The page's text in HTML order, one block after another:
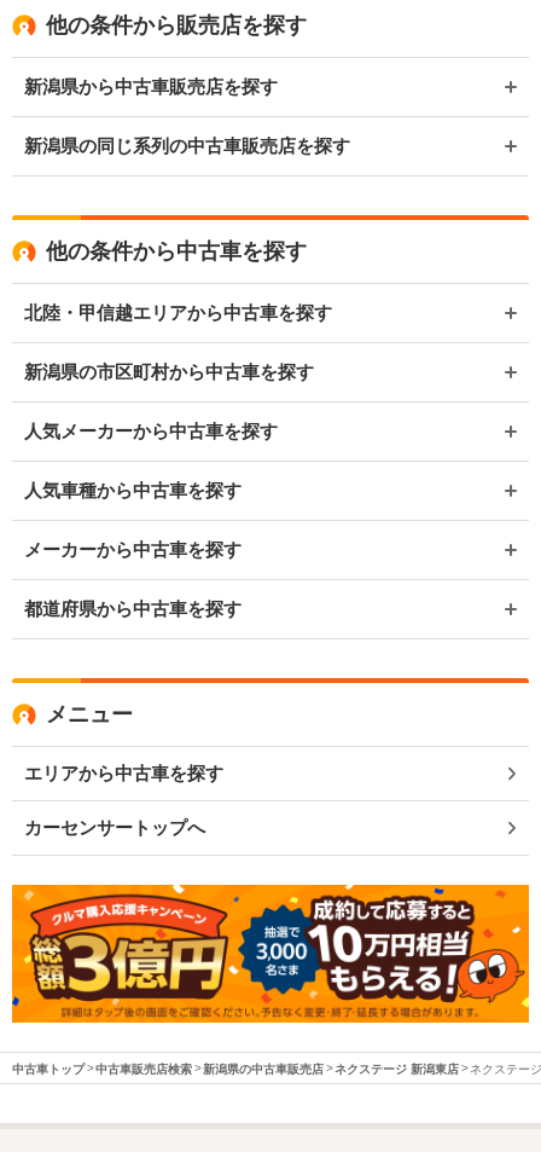
他の条件から販売店を探す
新潟県から中古車販売店を探す
新潟県の同じ系列の中古車販売店を探す
他の条件から中古車を探す
北陸・甲信越エリアから中古車を探す
新潟県の市区町村から中古車を探す
人気メーカーから中古車を探す
人気車種から中古車を探す
メーカーから中古車を探す
都道府県から中古車を探す
メニュー
エリアから中古車を探す
カーセンサートップへ
中古車トップ 中古車販売店検索 新潟県の中古車販売店 ネクステージ 新潟東店 ネクステー